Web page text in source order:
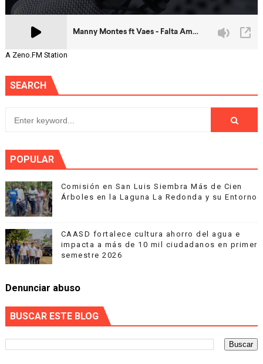
A Zeno.FM Station
SEARCH
POPULAR
Comisión en San Luis Siembra Más de Cien
Árboles en la Laguna La Redonda y su Entorno
CAASD fortalece cultura ahorro del agua e
impacta a más de 10 mil ciudadanos en primer
semestre 2026
Denunciar abuso
BUSCAR ESTE BLOG